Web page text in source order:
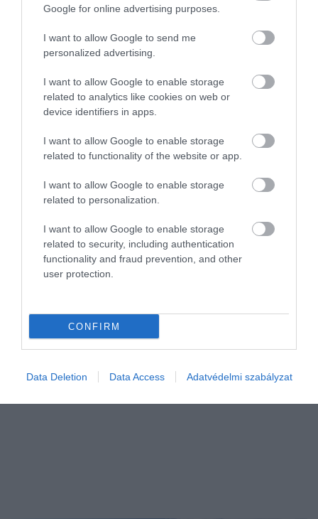
Google for online advertising purposes.
I want to allow Google to send me
personalized advertising.
I want to allow Google to enable storage
related to analytics like cookies on web or
device identifiers in apps.
I want to allow Google to enable storage
related to functionality of the website or app.
I want to allow Google to enable storage
related to personalization.
I want to allow Google to enable storage
related to security, including authentication
functionality and fraud prevention, and other
user protection.
CONFIRM
Data Deletion Data Access Adatvédelmi szabályzat
ezért egyél babot
A világ azon részein, ahol a legmagasabb a százévesek aránya,